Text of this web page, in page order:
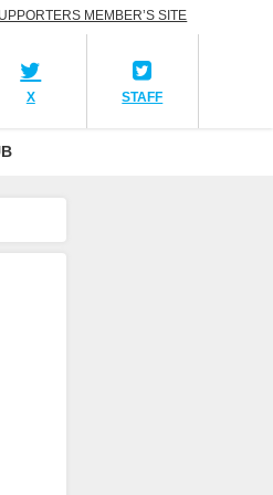
MEMBER’S SITE
X STAFF